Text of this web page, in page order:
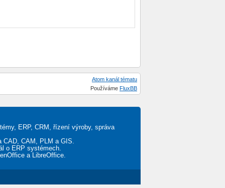
Atom kanál tématu
Používáme FluxBB
ERP, CRM, řízení výroby, správa
CAD, CAM, PLM a GIS.
o ERP systémech.
a LibreOffice.